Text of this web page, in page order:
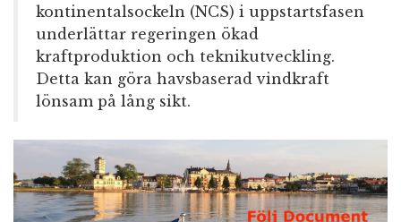
kontinentalsockeln (NCS) i uppstartsfasen
underlättar regeringen ökad
kraftproduktion och teknikutveckling.
Detta kan göra havsbaserad vindkraft
lönsam på lång sikt.